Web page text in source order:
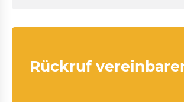
Rückruf